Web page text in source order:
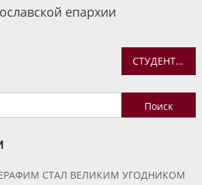
епархии
СТУДЕНТЫ СТОЛИЧНЫХ ВУЗОВ СТРОЯТ ЧАСОВНЮ В РОСТОВСКОМ РАЙОНЕ
Найти:
СТАЛ ВЕЛИКИМ УГОДНИКОМ